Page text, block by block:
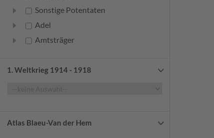
Sonstige Potentaten
Adel
Amtsträger
Frauen
Geistliche
1. Weltkrieg 1914 - 1918
Atlas Blaeu-Van der Hem